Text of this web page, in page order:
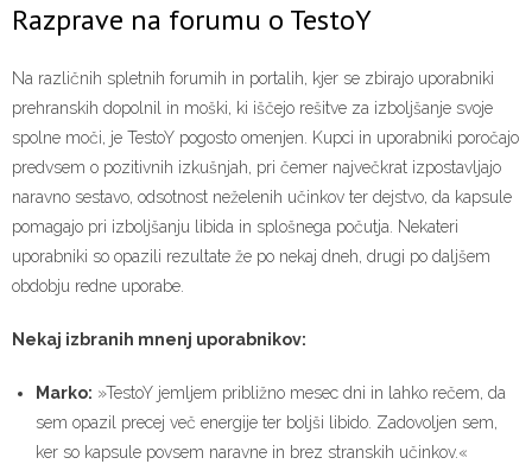
Razprave na forumu o TestoY
Na različnih spletnih forumih in portalih, kjer se zbirajo uporabniki
prehranskih dopolnil in moški, ki iščejo rešitve za izboljšanje svoje
spolne moči, je TestoY pogosto omenjen. Kupci in uporabniki poročajo
predvsem o pozitivnih izkušnjah, pri čemer največkrat izpostavljajo
naravno sestavo, odsotnost neželenih učinkov ter dejstvo, da kapsule
pomagajo pri izboljšanju libida in splošnega počutja. Nekateri
uporabniki so opazili rezultate že po nekaj dneh, drugi po daljšem
obdobju redne uporabe.
Nekaj izbranih mnenj uporabnikov:
Marko: »TestoY jemljem približno mesec dni in lahko rečem, da
sem opazil precej več energije ter boljši libido. Zadovoljen sem,
ker so kapsule povsem naravne in brez stranskih učinkov.«